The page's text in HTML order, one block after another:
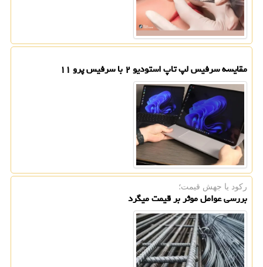
مقایسه سرفیس لپ تاپ استودیو ۲ با سرفیس پرو ۱۱
رکود یا جهش قیمت؛
بررسی عوامل موثر بر قیمت میگرد